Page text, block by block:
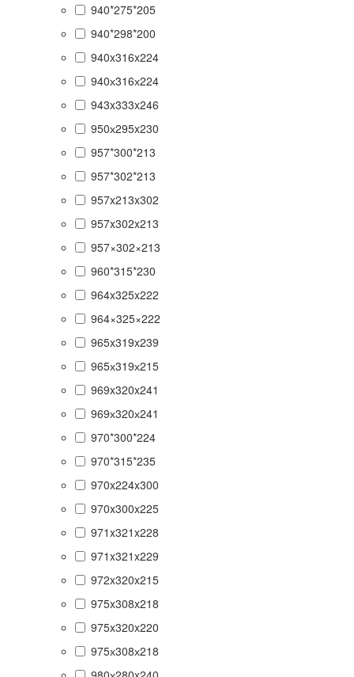
940*275*205
940*298*200
940x316x224
940х316х224
943x333x246
950х295x230
957*300*213
957*302*213
957x213x302
957x302x213
957×302×213
960*315*230
964x325x222
964×325×222
965x319x239
965х319х215
969x320x241
969х320х241
970*300*224
970*315*235
970x224x300
970x300x225
971x321x228
971x321x229
972x320x215
975x308x218
975x320x220
975х308х218